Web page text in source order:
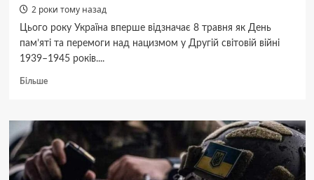
2 роки тому назад
Цього року Україна вперше відзначає 8 травня як День
пам’яті та перемоги над нацизмом у Другій світовій війні
1939–1945 років....
БільшеДокладніше
Гадячі
День
пам’яті
та